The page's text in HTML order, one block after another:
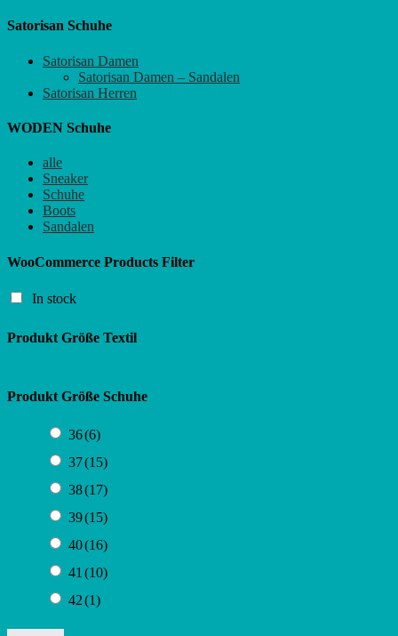
Satorisan Schuhe
Satorisan Damen
Satorisan Damen – Sandalen
Satorisan Herren
WODEN Schuhe
alle
Sneaker
Schuhe
Boots
Sandalen
WooCommerce Products Filter
In stock
Produkt Größe Textil
Produkt Größe Schuhe
36(6)
37(15)
38(17)
39(15)
40(16)
41 (10)
42(1)